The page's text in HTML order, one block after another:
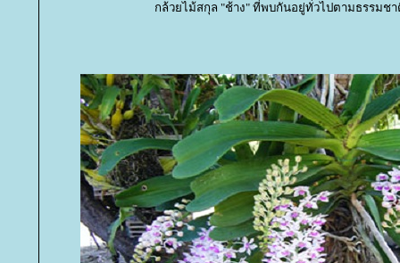
กล้วยไม้สกุล "ช้าง" ที่พบกันอยู่ทั่วไปตามธรรมช